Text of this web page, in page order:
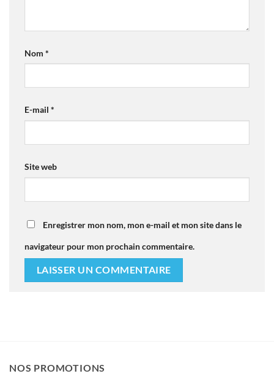
Nom *
E-mail *
Site web
Enregistrer mon nom, mon e-mail et mon site dans le
navigateur pour mon prochain commentaire.
NOS PROMOTIONS